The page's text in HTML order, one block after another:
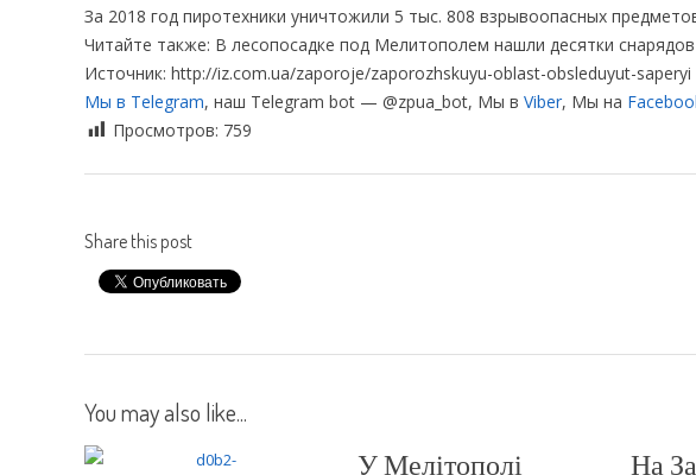
За 2018 год пиротехники уничтожили 5 тыс. 808 взрывоопасных
Читайте также: В лесопосадке под Мелитополем нашли десятки снарядов
Источник: http://iz.com.ua/zaporoje/zaporozhskuyu-oblast-obsleduyut-saperyi
Мы в Telegram, наш Telegram bot — @zpua_bot, Мы в Viber, Мы на
Просмотров: 759
Share this post
You may also like...
У Мелітополі
На